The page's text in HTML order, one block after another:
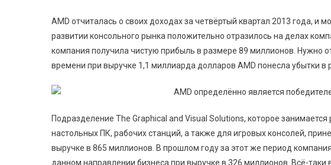
AMD отчиталась о своих доходах за четвёртый квартал 2013 года, и
развитии консольного рынка положительно отразилось на делах
компания получила чистую прибыль в размере 89 миллионов. Нужно
времени при выручке 1,1 миллиарда долларов AMD понесла убытки в
Подразделение The Graphical and Visual Solutions, которое
настольных ПК, рабочих станций, а также для игровых консолей,
выручке в 865 миллионов. В прошлом году за этот же период
данном направлении бизнеса при выручке в 326 миллионов. Всё-таки